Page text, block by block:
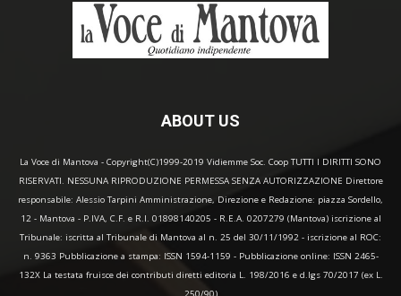
ABOUT US
La Voce di Mantova - Copyright(C)1999-2019 Vidiemme Soc. Coop TUTTI I DIRITTI SONO
RISERVATI. NESSUNA RIPRODUZIONE PERMESSA SENZA AUTORIZZAZIONE Direttore
responsabile: Alessio Tarpini Amministrazione, Direzione e Redazione: piazza Sordello,
12 - Mantova - P.IVA, C.F. e R.I. 01898140205 - R.E.A. 0207279 (Mantova) iscrizione al
Tribunale: iscritta al Tribunale di Mantova al n. 25 del 30/11/1992 - iscrizione al ROC:
n. 9363 Pubblicazione a stampa: ISSN 1594-1159 - Pubblicazione online: ISSN 2465-
132X La testata fruisce dei contributi diretti editoria L. 198/2016 e d.lgs 70/2017 (ex L.